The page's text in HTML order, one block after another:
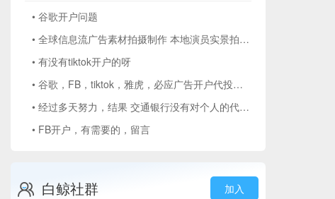
• 谷歌开户问题
• 全球信息流广告素材拍摄制作 本地演员实景拍摄+开户|代投 有需要的老板吗？
• 有没有tiktok开户的呀
• 谷歌，FB，tiktok，雅虎，必应广告开户代投，可开外国户，签合同开发票
• 经过多天努力，结果 交通银行没有对个人的代理开户见证...
• FB开户，有需要的，留言
白鲸社群 加入